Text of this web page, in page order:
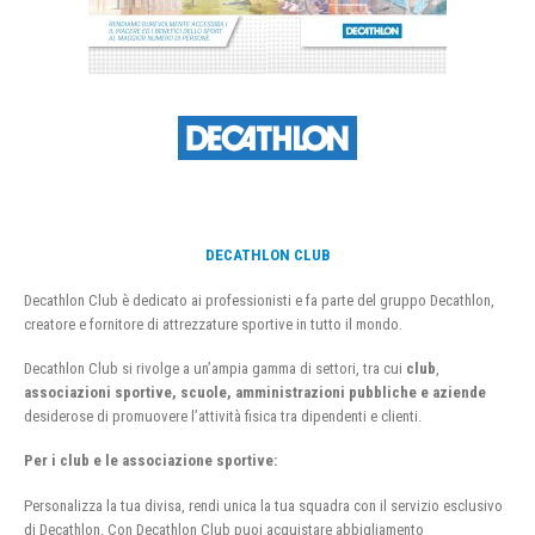
DECATHLON CLUB
Decathlon Club è dedicato ai professionisti e fa parte del gruppo Decathlon,
creatore e fornitore di attrezzature sportive in tutto il mondo.
Decathlon Club si rivolge a un’ampia gamma di settori, tra cui club
associazioni sportive, scuole, amministrazioni pubbliche e aziende
desiderose di promuovere l’attività fisica tra dipendenti e clienti.
Per i club e le associazione sportive:
Personalizza la tua divisa, rendi unica la tua squadra con il servizio esclusivo
di Decathlon. Con Decathlon Club puoi acquistare abbigliamento